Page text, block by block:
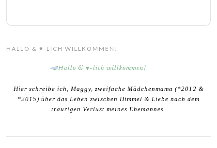
HALLO & ♥-LICH WILLKOMMEN!
Hier schreibe ich, Maggy, zweifache Mädchenmama (*2012 &
*2015) über das Leben zwischen Himmel & Liebe nach dem
traurigen Verlust meines Ehemannes.